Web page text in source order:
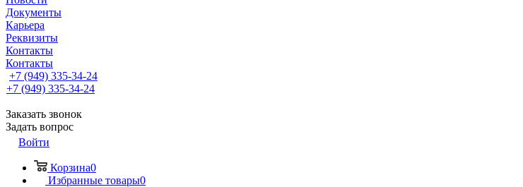
Документы
Карьера
Реквизиты
Контакты
Контакты
+7 (949) 335-34-24
+7 (949) 335-34-24
Заказать звонок
Задать вопрос
Войти
Корзина0
Избранные товары0